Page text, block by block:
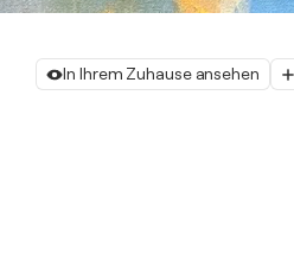
In Ihrem Zuhause ansehen